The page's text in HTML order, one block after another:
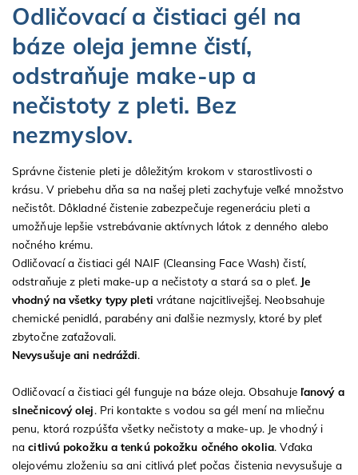
Odličovací a čistiaci gél na
báze oleja jemne čistí,
odstraňuje make-up a
nečistoty z pleti. Bez
nezmyslov.
Správne čistenie pleti je dôležitým krokom v starostlivosti o
krásu. V priebehu dňa sa na našej pleti zachyťuje veľké množstvo
nečistôt. Dôkladné čistenie zabezpečuje regeneráciu pleti a
umožňuje lepšie vstrebávanie aktívnych látok z denného alebo
nočného krému.
Odličovací a čistiaci gél NAIF (Cleansing Face Wash) čistí,
odstraňuje z pleti make-up a nečistoty a stará sa o pleť. Je
vhodný na všetky typy pleti vrátane najcitlivejšej. Neobsahuje
chemické penidlá, parabény ani ďalšie nezmysly, ktoré by pleť
zbytočne zaťažovali.
Nevysušuje ani nedráždi.
Odličovací a čistiaci gél funguje na báze oleja. Obsahuje ľanový a
slnečnicový olej. Pri kontakte s vodou sa gél mení na mliečnu
penu, ktorá rozpúšťa všetky nečistoty a make-up. Je vhodný i
nacitlivú pokožku a tenkú pokožku očného okolia. Vďaka
olejovému zloženiu sa ani citlivá pleť počas čistenia nevysušuje a